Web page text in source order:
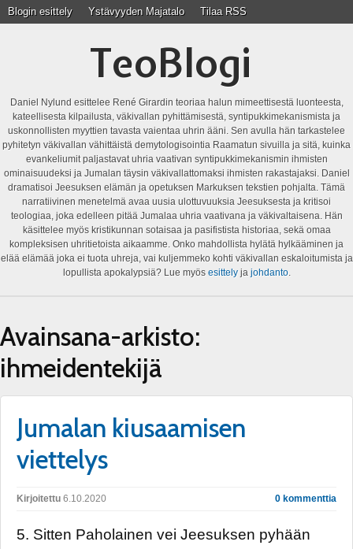
Blogin esittely Ystävyyden Majatalo Tilaa RSS
TeoBlogi
Daniel Nylund esittelee René Girardin teoriaa halun mimeettisestä luonteesta,
kateellisesta kilpailusta, väkivallan pyhittämisestä, syntipukkimekanismista ja
uskonnollisten myyttien tavasta vaientaa uhrin ääni. Sen avulla hän tarkastelee
pyhitetyn väkivallan vähittäistä demytologisointia Raamatun sivuilla ja sitä, kuinka
evankeliumit paljastavat uhria vaativan syntipukkimekanismin ihmisten
ominaisuudeksi ja Jumalan täysin väkivallattomaksi ihmisten rakastajaksi. Daniel
dramatisoi Jeesuksen elämän ja opetuksen Markuksen tekstien pohjalta. Tämä
narratiivinen menetelmä avaa uusia ulottuvuuksia Jeesuksesta ja kritisoi
teologiaa, joka edelleen pitää Jumalaa uhria vaativana ja väkivaltaisena. Hän
käsittelee myös kristikunnan sotaisaa ja pasifistista historiaa, sekä omaa
kompleksisen uhritietoista aikaamme. Onko mahdollista hylätä hylkääminen ja
elää elämää joka ei tuota uhreja, vai kuljemmeko kohti väkivallan eskaloitumista ja
lopullista apokalypsiä? Lue myös esittelyja johdanto.
Avainsana-arkisto:
ihmeidentekijä
Jumalan kiusaamisen
viettelys
Kirjoitettu 6.10.2020 0 kommenttia
5. Sitten Paholainen vei Jeesuksen pyhään